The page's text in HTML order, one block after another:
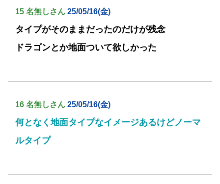
15 名無しさん 25/05/16(金)
タイプがそのままだったのだけが残念
ドラゴンとか地面ついて欲しかった
16 名無しさん 25/05/16(金)
何となく地面タイプなイメージあるけどノーマ
ルタイプ